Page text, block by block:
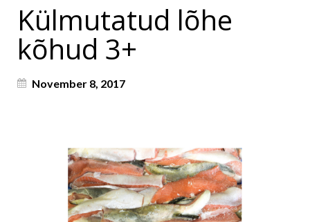
Külmutatud lõhe
kõhud 3+
November 8, 2017